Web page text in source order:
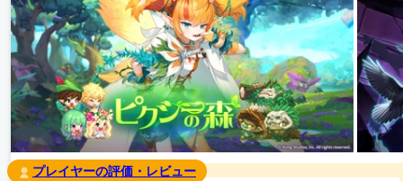
プレイヤーの評価・レビュー